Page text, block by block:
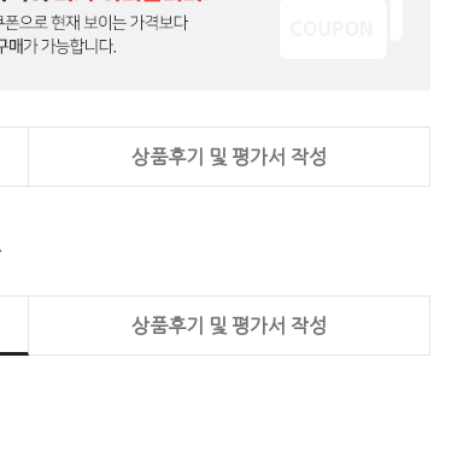
상품후기 및 평가서 작성
상품후기 및 평가서 작성